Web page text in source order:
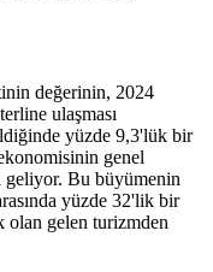
değerinin, 2024
ulaşması
yüzde 9,3'lük bir
genel
geliyor. Bu büyümenin
yüzde 32'lik bir
olan gelen turizmden